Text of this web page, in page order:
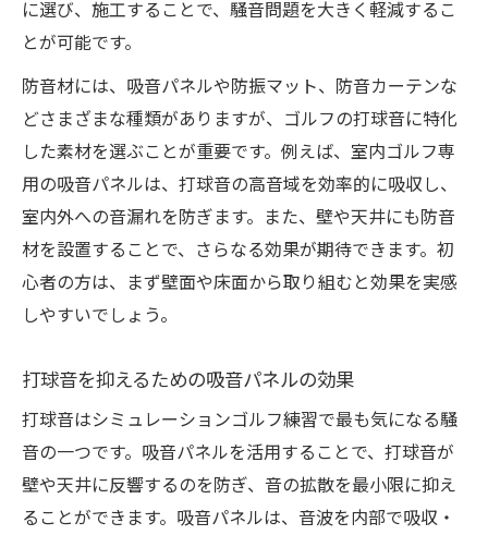
に選び、施工することで、騒音問題を大きく軽減するこ
とが可能です。
防音材には、吸音パネルや防振マット、防音カーテンな
どさまざまな種類がありますが、ゴルフの打球音に特化
した素材を選ぶことが重要です。例えば、室内ゴルフ専
用の吸音パネルは、打球音の高音域を効率的に吸収し、
室内外への音漏れを防ぎます。また、壁や天井にも防音
材を設置することで、さらなる効果が期待できます。初
心者の方は、まず壁面や床面から取り組むと効果を実感
しやすいでしょう。
打球音を抑えるための吸音パネルの効果
打球音はシミュレーションゴルフ練習で最も気になる騒
音の一つです。吸音パネルを活用することで、打球音が
壁や天井に反響するのを防ぎ、音の拡散を最小限に抑え
ることができます。吸音パネルは、音波を内部で吸収・